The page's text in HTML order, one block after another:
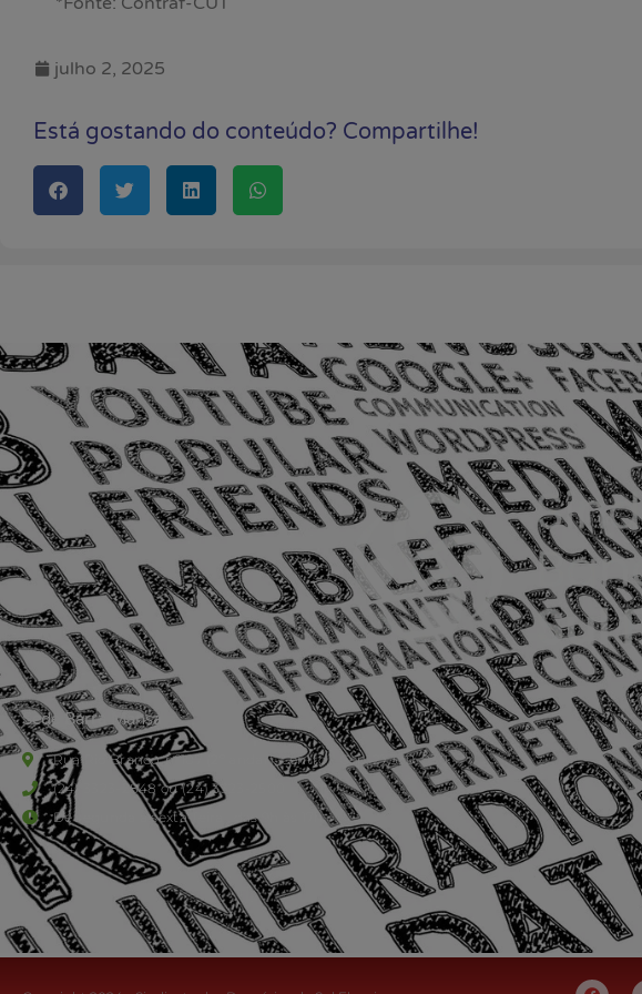
julho 2, 2025
Está gostando do conteúdo? Compartilhe!
Sede Barra Mansa
Rua Rio Branco, nº107 (2º andar), Centro - Cep: 27.330-030
(24) 3323-2848 ou (24) 3323-2500
De segunda à sexta-feira , das 9h às 17h.